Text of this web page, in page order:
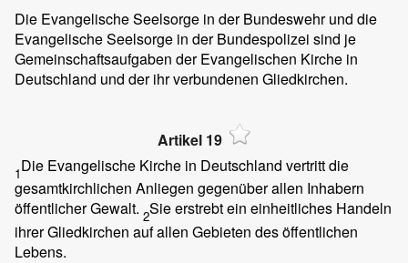
Die Evangelische Seelsorge in der Bundeswehr und die
Evangelische Seelsorge in der Bundespolizei sind je
Gemeinschaftsaufgaben der Evangelischen Kirche in
Deutschland und der ihr verbundenen Gliedkirchen.
Artikel 19
1Die Evangelische Kirche in Deutschland vertritt die
gesamtkirchlichen Anliegen gegenüber allen Inhabern
öffentlicher Gewalt. 2Sie erstrebt ein einheitliches Handeln
ihrer Gliedkirchen auf allen Gebieten des öffentlichen
Lebens.